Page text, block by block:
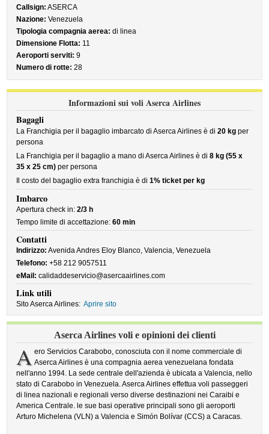
Callsign: ASERCA
Nazione: Venezuela
Tipologia compagnia aerea: di linea
Dimensione Flotta: 11
Aeroporti serviti: 9
Numero di rotte: 28
Informazioni sui voli Aserca Airlines
Bagagli
La Franchigia per il bagaglio imbarcato di Aserca Airlines è di20 kg per
persona
La Franchigia per il bagaglio a mano di Aserca Airlines è di8 kg (55 x
35 x 25 cm) per persona
Il costo del bagaglio extra franchigia è di1% ticket per kg
Imbarco
Apertura check in:2/3 h
Tempo limite di accettazione:60 min
Contatti
Indirizzo: Avenida Andres Eloy Blanco, Valencia, Venezuela
Telefono: +58 212 9057511
eMail: calidaddeservicio@asercaairlines.com
Link utili
Sito Aserca Airlines: Aprire sito
Aserca Airlines voli e opinioni dei clienti
A ero Servicios Carabobo, conosciuta con il nome commerciale di
Aserca Airlines è una compagnia aerea venezuelana fondata
nell'anno 1994. La sede centrale dell'azienda è ubicata a Valencia, nello
stato di Carabobo in Venezuela. Aserca Airlines effettua voli passeggeri
di linea nazionali e regionali verso diverse destinazioni nei Caraibi e
America Centrale. le sue basi operative principali sono gli aeroporti
Arturo Michelena (VLN) a Valencia e Simón Bolívar (CCS) a Caracas.